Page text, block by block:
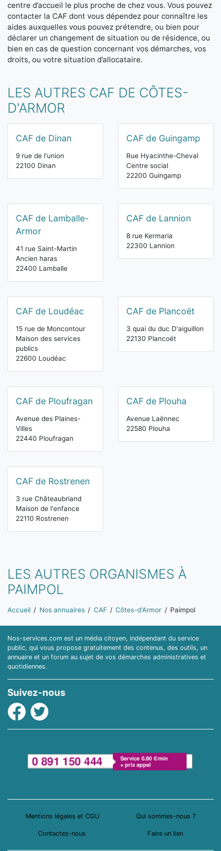
centre d’accueil le plus proche de chez vous. Vous pouvez
contacter la CAF dont vous dépendez pour connaître les
aides auxquelles vous pouvez prétendre, ou bien pour
déclarer un changement de situation ou de résidence, ou
bien en cas de question concernant vos démarches, vos
droits, ou votre situation d’allocataire.
LES AUTRES CAF DE CÔTES-
D'ARMOR
CAF de Dinan
9 rue de l'union
22100 Dinan
CAF de Guingamp
Rue Hyacinthe-Cheval
Centre social
22200 Guingamp
CAF de Lamballe-
Armor
41 rue Saint-Martin
Ancien haras
22400 Lamballe
CAF de Lannion
8 rue Kermaria
22300 Lannion
CAF de Loudéac
15 rue de Moncontour
Maison des services
publics
22600 Loudéac
CAF de Plancoët
3 quai du duc D'aiguillon
22130 Plancoët
CAF de Ploufragan
Avenue des Plaines-
Villes
22440 Ploufragan
CAF de Plouha
Avenue Laënnec
22580 Plouha
CAF de Rostrenen
3 rue Châteaubriand
Maison de l'enfance
22110 Rostrenen
LES AUTRES ORGANISMES À
PAIMPOL
Vous êtes ici:
Accueil Nos annuaires CAF Côtes-d'Armor Paimpol
Nos-services.com est un média citoyen, indépendant du service
public, qui vous propose gratuitement des contenus, des outils, un
annuaire et un forum au sujet de vos démarches administratives et
quotidiennes.
Suivez-nous
Facebook
Twitter
Mentions légales et CGU Qui sommes-nous ?
Contactez-nous Faire un lien